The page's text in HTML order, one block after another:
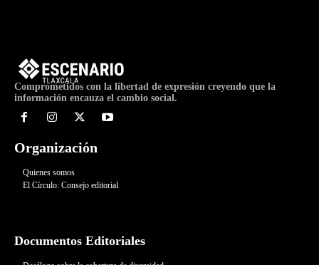
Comprometidos con la libertad de expresión creyendo que la
información encauza el cambio social.
Organización
Quienes somos
El Círculo: Consejo editorial
Documentos Editoriales